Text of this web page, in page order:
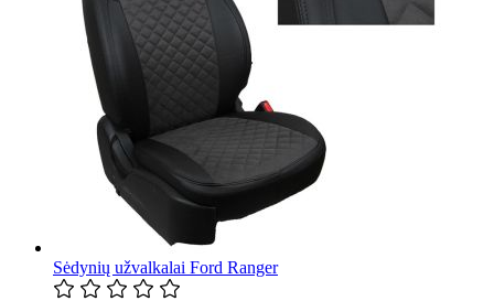
Sėdynių užvalkalai Ford Ranger